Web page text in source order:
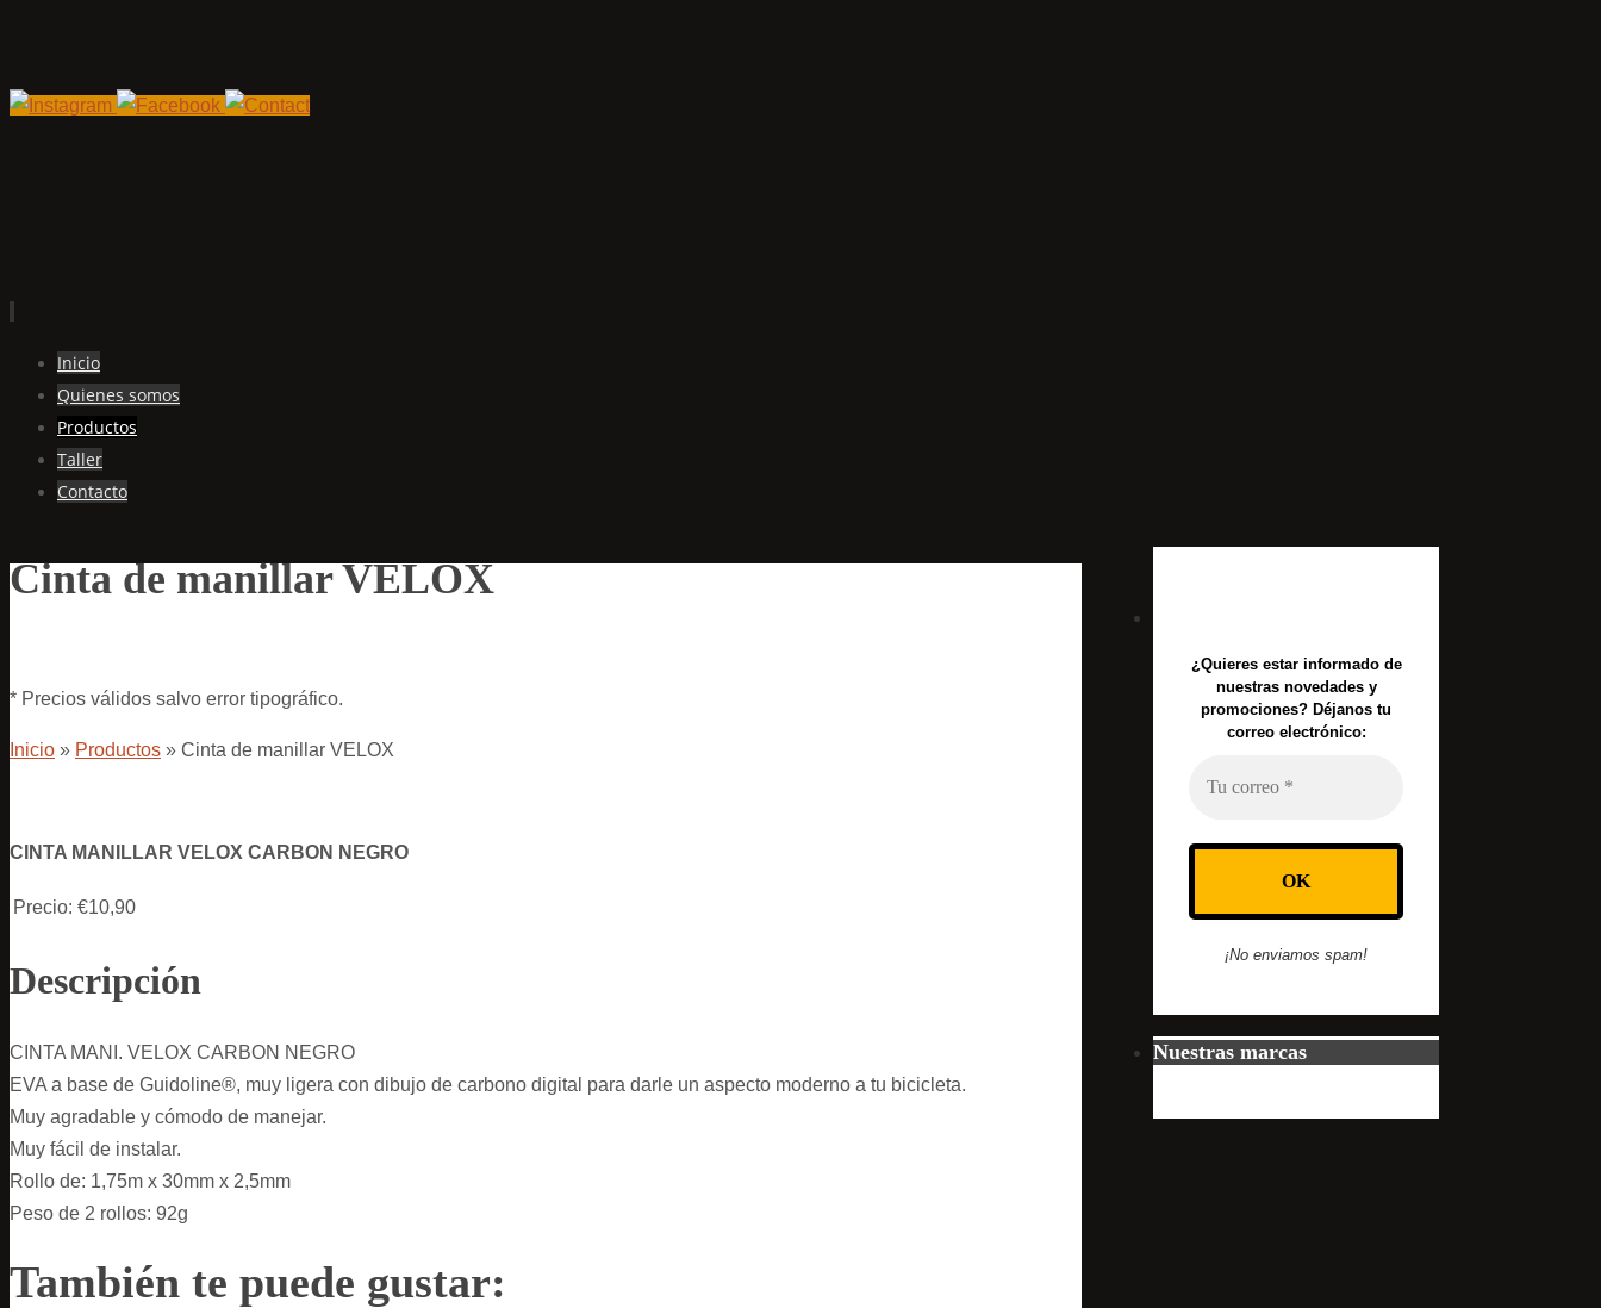
contenido
Inicio
Quienes somos
Productos
Taller
Contacto
Cinta de manillar VELOX
* Precios válidos salvo error tipográfico.
Inicio » Productos » Cinta de manillar VELOX
CINTA MANILLAR VELOX CARBON NEGRO
Precio: €10,90
Descripción
CINTA MANI. VELOX CARBON NEGRO
EVA a base de Guidoline®, muy ligera con dibujo de carbono digital para darle un aspecto moderno a tu bicicleta.
Muy agradable y cómodo de manejar.
Muy fácil de instalar.
Rollo de: 1,75m x 30mm x 2,5mm
Peso de 2 rollos: 92g
También te puede gustar:
¿Quieres estar informado de
nuestras novedades y
promociones? Déjanos tu
correo electrónico:
¡No enviamos spam!
Nuestras marcas